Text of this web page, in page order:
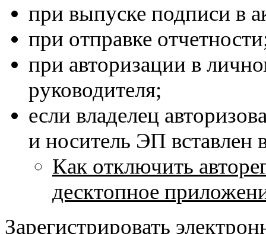
при выпуске подписи в
при отправке
при авторизации в
руководителя;
если владелец
и носитель ЭП вставлен
Как отключить
десктопное
Зарегистрировать